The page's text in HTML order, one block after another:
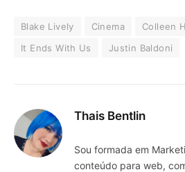
Blake Lively Cinema
Colleen
It Ends With Us
Justin Baldoni
Thais Bentlin
Sou formada em
conteúdo para web,